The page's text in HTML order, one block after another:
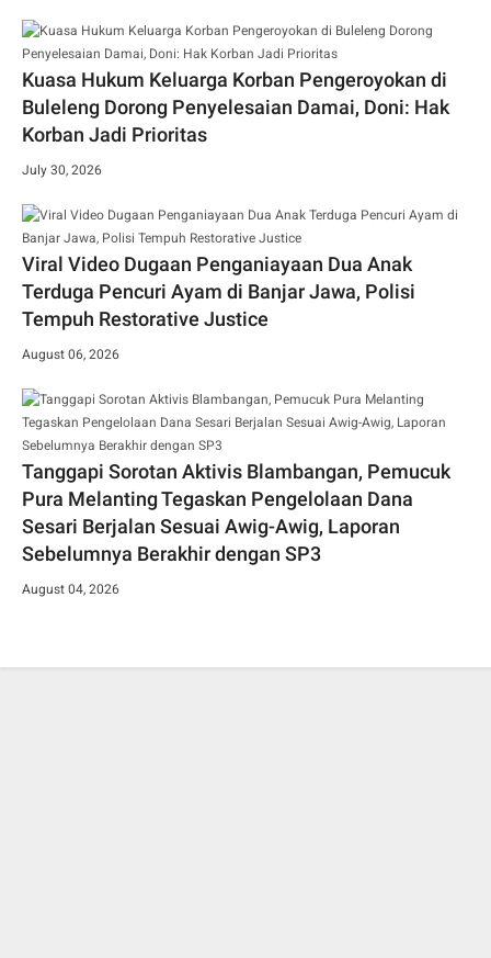
Kuasa Hukum Keluarga Korban Pengeroyokan di
Buleleng Dorong Penyelesaian Damai, Doni: Hak
Korban Jadi Prioritas
July 30, 2026
Viral Video Dugaan Penganiayaan Dua Anak
Terduga Pencuri Ayam di Banjar Jawa, Polisi
Tempuh Restorative Justice
August 06, 2026
Tanggapi Sorotan Aktivis Blambangan, Pemucuk
Pura Melanting Tegaskan Pengelolaan Dana
Sesari Berjalan Sesuai Awig-Awig, Laporan
Sebelumnya Berakhir dengan SP3
August 04, 2026